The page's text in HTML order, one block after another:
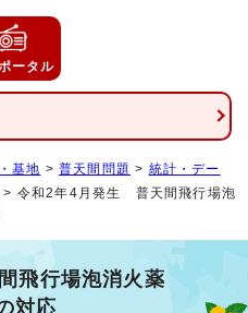
ータル
基地 >普天間問題 > 統計・デー
> 令和2年4月発生 普天間飛行場泡
飛行場泡消火薬
対応